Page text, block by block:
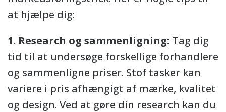
at hjælpe dig:
1. Research og sammenligning: Tag dig
tid til at undersøge forskellige forhandlere
og sammenligne priser. Stof tasker kan
variere i pris afhængigt af mærke, kvalitet
og design. Ved at gøre din research kan du